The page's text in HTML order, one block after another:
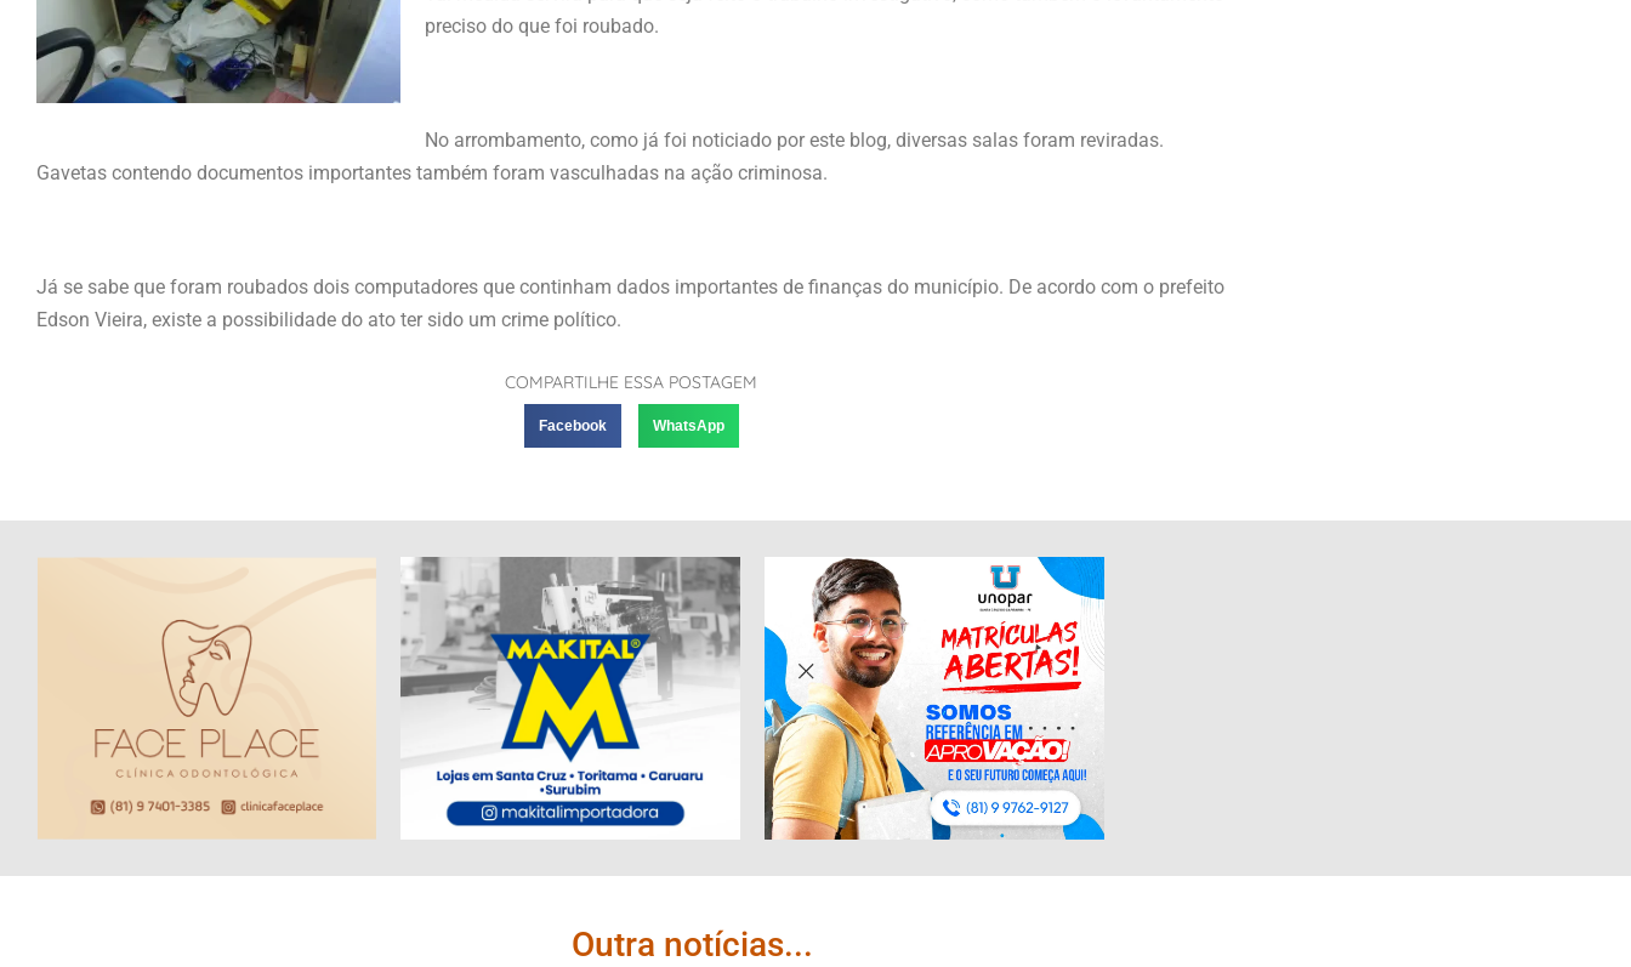
preciso do que foi roubado.
No arrombamento, como já foi noticiado por este blog, diversas salas foram reviradas.
Gavetas contendo documentos importantes também foram vasculhadas na ação criminosa.
Já se sabe que foram roubados dois computadores que continham dados importantes de finanças do município. De acordo com o prefeito
Edson Vieira, existe a possibilidade do ato ter sido um crime político.
COMPARTILHE ESSA POSTAGEM
Facebook WhatsApp
Outra notícias...